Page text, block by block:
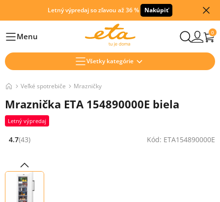
Letný výpredaj so zľavou až 36 % Nakúpiť
HlavníMenu 0
Všetky kategórie
Veľké spotrebiče Mrazničky
Mraznička ETA 154890000E biela
Letný výpredaj
Hodnocení: 4.7 z 5 (43 recenzí)
4.7(43) Kód: ETA154890000E